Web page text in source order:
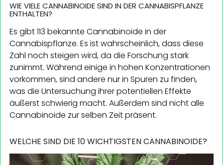
WIE VIELE CANNABINOIDE SIND IN DER CANNABISPFLANZE
ENTHALTEN?
Es gibt 113 bekannte Cannabinoide in der
Cannabispflanze. Es ist wahrscheinlich, dass diese
Zahl noch steigen wird, da die Forschung stark
zunimmt. Während einige in hohen Konzentrationen
vorkommen, sind andere nur in Spuren zu finden,
was die Untersuchung ihrer potentiellen Effekte
äußerst schwierig macht. Außerdem sind nicht alle
Cannabinoide zur selben Zeit präsent.
WELCHE SIND DIE 10 WICHTIGSTEN CANNABINOIDE?